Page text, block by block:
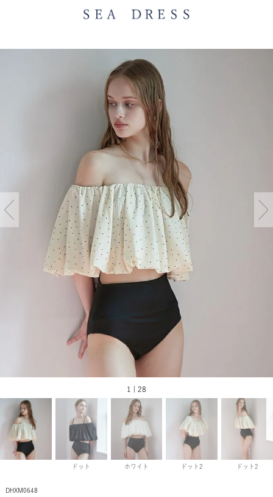
1 | 28
ドット ホワイト ドット2 ドット2
DHXM0648